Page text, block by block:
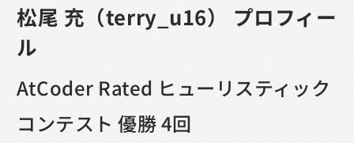
松尾 充（terry_u16） プロフィー
ル
AtCoder Rated ヒューリスティック
コンテスト 優勝 4回